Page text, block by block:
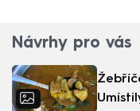
Návrhy pro vás